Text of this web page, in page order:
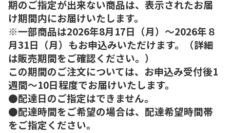
期のご指定が出来ない商品は、表示されたお届
け期間内にお届けいたします。
※一部商品は2026年8月17日（月）～2026年８
月31日（月）もお申込みいただけます。（詳細
は販売期間をご確認ください。）
この期間のご注文については、お申込み受付後1
週間～10日程度でお届けいたします。
●配達日のご指定はできません。
●配達時間をご希望の場合は、配達希望時間帯
をご指定ください。